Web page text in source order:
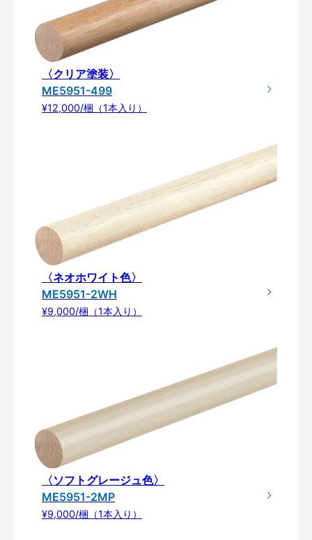
〈クリア塗装〉
ME5951-499
¥12,000/梱（1本入り）
〈ネオホワイト色〉
ME5951-2WH
¥9,000/梱（1本入り）
〈ソフトグレージュ色〉
ME5951-2MP
¥9,000/梱（1本入り）